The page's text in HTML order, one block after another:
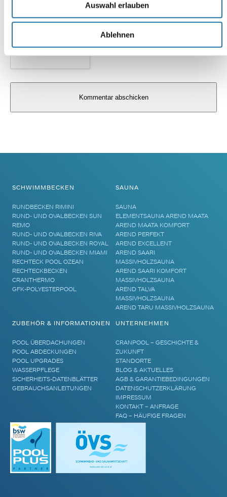
Auswahl erlauben
Ablehnen
SCHWIMMBECKEN
RUNDBECKEN RIMINI
RUND- UND OVALBECKEN SUN
REMO
RUND- UND OVALBECKEN RIVA
RUND- UND OVALBECKEN ROYAL
RUND- UND OVALBECKEN MIAMI
RECHTECK POOL OZEAN
RECHTECKBECKEN
CRANTHERMO
GFK-POLYESTERPOOL
SAUNA
SAUNA
ELEMENTSAUNA AREND MAATA
AREND MAATA KOMFORT
AREND PERFEKT
AREND EXCELLENT
AREND SAARI
MASSIVHOLZSAUNA
AREND SAARI KOMFORT
MASSIVHOLZSAUNA
AREND TALVA
MASSIVHOLZSAUNA
AREND TARU MASSIVHOLZSAUNA
ZUBEHÖR & INFORMATIONEN
POOL ÜBERDACHUNGEN
POOL ABDECKUNGEN
POOL UPGRADES
WASSERPFLEGE
SICHERHEITS-DATENBLÄTTER
GEBRAUCHSANLEITUNGEN
UNTERNEHMEN
CRANPOOL – GESCHICHTE &
ZUKUNFT
STANDORTE
BLOG & AKTUELLES
AGB & GARANTIEBEDINGUNGEN
DATENSCHUTZERKLÄRUNG
IMPRESSUM
KONTAKT – ANFRAGE
FAQ – HÄUFIGE FRAGEN